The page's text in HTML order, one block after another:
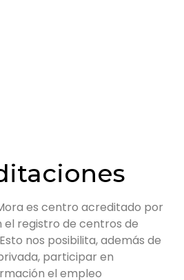
es centro acreditado por
el registro de centros de
nos posibilita, además de
participar en
el empleo